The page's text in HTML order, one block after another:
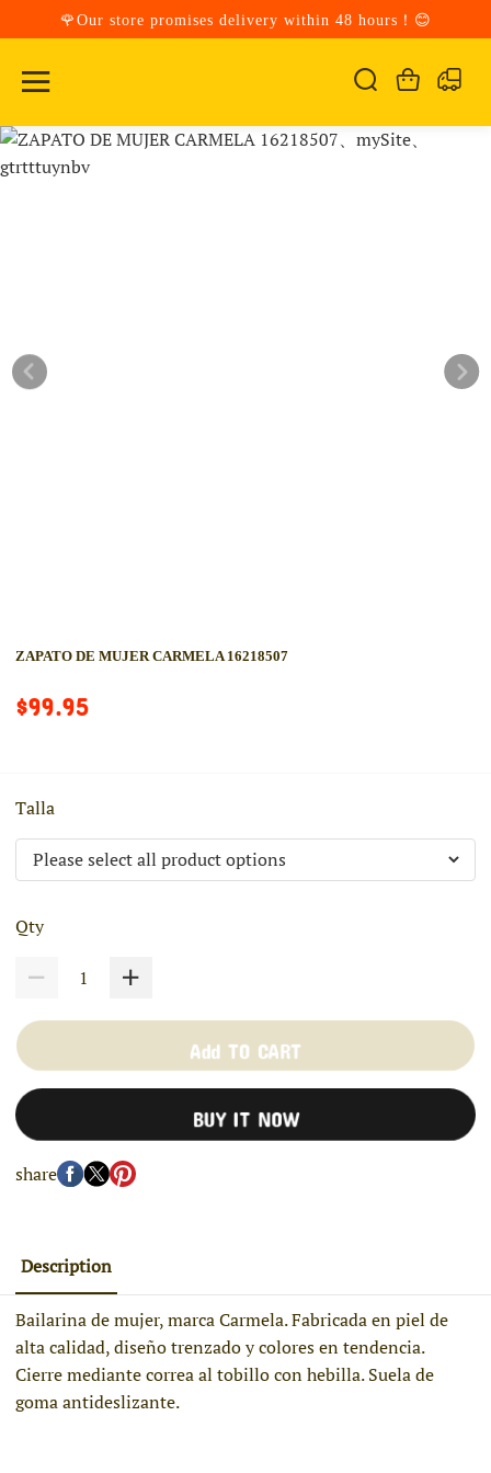
🌹Our store promises delivery within 48 hours！😊
ZAPATO DE MUJER CARMELA 16218507
$99.95
Talla
Qty
Add TO CART
BUY IT NOW
share
Description
Bailarina de mujer, marca Carmela. Fabricada en piel de
alta calidad, diseño trenzado y colores en tendencia.
Cierre mediante correa al tobillo con hebilla. Suela de
goma antideslizante.